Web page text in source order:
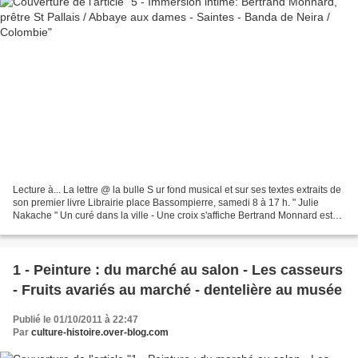
Lecture à... La lettre @ la bulle S ur fond musical et sur ses textes extraits de
son premier livre Librairie place Bassompierre, samedi 8 à 17 h. " Julie
Nakache " Un curé dans la ville - Une croix s'affiche Bertrand Monnard est
1 - Peinture : du marché au salon - Les casseurs
- Fruits avariés au marché - dentelière au musée
Publié le 01/10/2011 à 22:47
Par culture-histoire.over-blog.com